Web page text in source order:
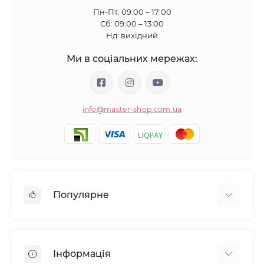
Пн-Пт: 09:00 – 17:00
Сб: 09:00 – 13:00
Нд: вихідний
Ми в соціальних мережах:
info@master-shop.com.ua
Популярне
Парафінотерапія
Інформація